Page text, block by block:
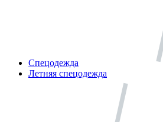
Спецодежда
Летняя спецодежда